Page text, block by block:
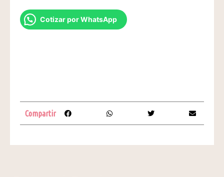
Cotizar por WhatsApp
Compartir